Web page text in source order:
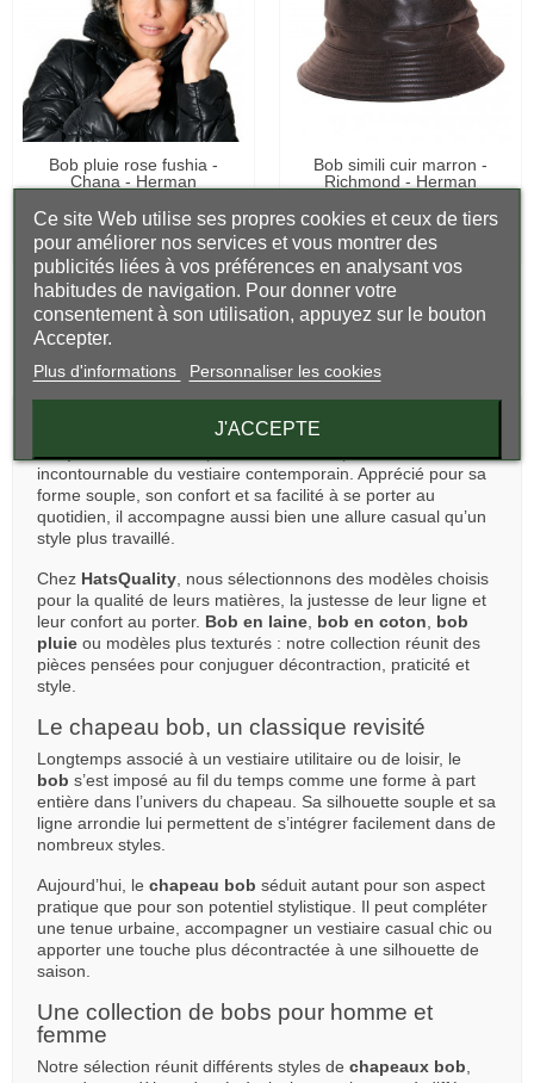
LIVRÉ SOUS 48H
Bob pluie rose fushia -
Chana - Herman
19,00 €
17,10 €
LIVRÉ SOUS 48H
Bob simili cuir marron -
Richmond - Herman
28,00 €
Affichage 1-16 de 16 article(s)
Décontracté, pratique et plus élégant qu’il n’y paraît, le
incontournable du vestiaire contemporain. Apprécié pour sa
forme souple, son confort et sa facilité à se porter au
quotidien, il accompagne aussi bien une allure casual qu’un
style plus travaillé.
Chez HatsQuality , nous sélectionnons des modèles choisis
pour la qualité de leurs matières, la justesse de leur ligne et
leur confort au porter. Bob en laine bob en coton
bob
pluie ou modèles plus texturés : notre collection réunit des
pièces pensées pour conjuguer décontraction, praticité et
style.
Le chapeau bob, un classique revisité
Longtemps associé à un vestiaire utilitaire ou de loisir, le
bob s’est imposé au fil du temps comme une forme à part
entière dans l’univers du chapeau. Sa silhouette souple et sa
ligne arrondie lui permettent de s’intégrer facilement dans de
nombreux styles.
Aujourd’hui, le chapeau bob séduit autant pour son aspect
pratique que pour son potentiel stylistique. Il peut compléter
une tenue urbaine, accompagner un vestiaire casual chic ou
apporter une touche plus décontractée à une silhouette de
saison.
Une collection de bobs pour homme et
femme
Notre sélection réunit différents styles de chapeaux bob
Ce site Web utilise ses propres cookies et ceux de tiers
pour améliorer nos services et vous montrer des
publicités liées à vos préférences en analysant vos
habitudes de navigation. Pour donner votre
consentement à son utilisation, appuyez sur le bouton
Accepter.
Plus d'informations Personnaliser les cookies
J'ACCEPTE